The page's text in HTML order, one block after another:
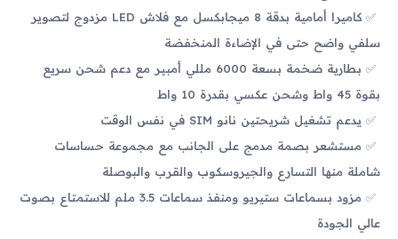
كاميرا أمامية بدقة 8 ميجابكسل مع فلاش LED مزدوج لتصوير
سلفي واضح حتى في الإضاءة المنخفضة
بطارية ضخمة بسعة 6000 مللي أمبير مع دعم شحن سريع
بقوة 45 واط وشحن عكسي بقدرة 10 واط
يدعم تشغيل شريحتين نانو SIM في نفس الوقت
مستشعر بصمة مدمج على الجانب مع مجموعة حساسات
شاملة منها التسارع والجيروسكوب والقرب والبوصلة
مزود بسماعات ستيريو ومنفذ سماعات 3.5 ملم للاستمتاع بصوت
عالي الجودة